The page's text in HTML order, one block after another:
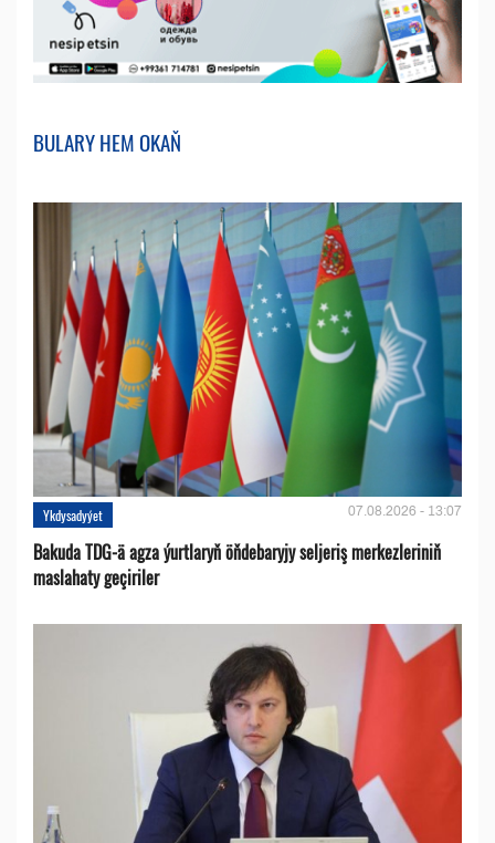
BULARY HEM OKAŇ
Ykdysadyýet 07.08.2026 - 13:07
Bakuda TDG-ä agza ýurtlaryň öňdebaryjy seljeriş merkezleriniň
maslahaty geçiriler